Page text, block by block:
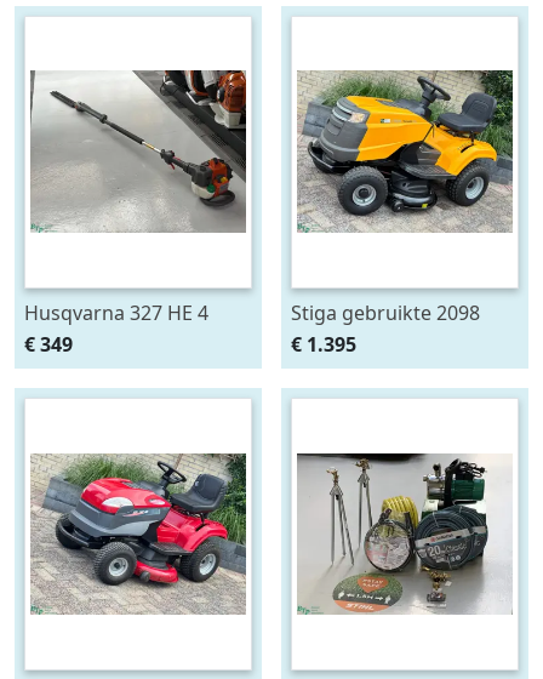
Husqvarna 327 HE 4
steelheggenschaar
lange heggenschaar op
steel
€ 349
Stiga gebruikte 2098
zitmaaier mulch 98cm
€ 1.395